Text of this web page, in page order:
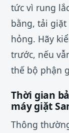
tức vì rung
bằng, tải
hỏng. Hãy
trước, nếu
thế bộ phận
Thời gian
máy giặt
Thông